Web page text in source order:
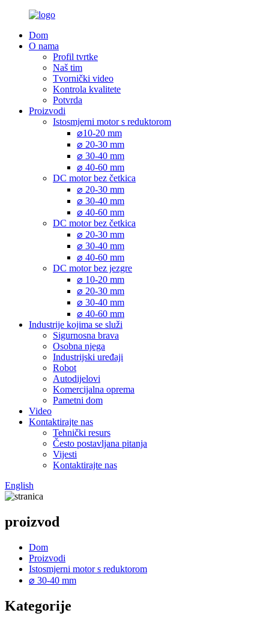
Dom
O nama
Profil tvrtke
Naš tim
Tvornički video
Kontrola kvalitete
Potvrda
Proizvodi
Istosmjerni motor s reduktorom
⌀10-20 mm
⌀ 20-30 mm
⌀ 30-40 mm
⌀ 40-60 mm
DC motor bez četkica
⌀ 20-30 mm
⌀ 30-40 mm
⌀ 40-60 mm
DC motor bez četkica
⌀ 20-30 mm
⌀ 30-40 mm
⌀ 40-60 mm
DC motor bez jezgre
⌀ 10-20 mm
⌀ 20-30 mm
⌀ 30-40 mm
⌀ 40-60 mm
Industrije kojima se služi
Sigurnosna brava
Osobna njega
Industrijski uređaji
Robot
Autodijelovi
Komercijalna oprema
Pametni dom
Video
Kontaktirajte nas
Tehnički resurs
Često postavljana pitanja
Vijesti
Kontaktirajte nas
English
proizvod
Dom
Proizvodi
Istosmjerni motor s reduktorom
⌀ 30-40 mm
Kategorije